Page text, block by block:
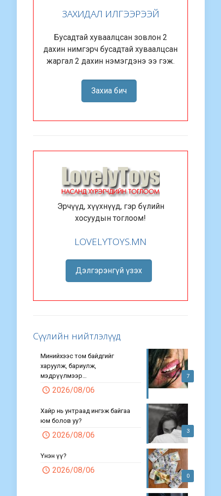
ЗАХИДАЛ ИЛГЭЭРЭЭЙ
Бусадтай хуваалцсан зовлон 2
дахин нимгэрч бусадтай хуваалцсан
жаргал 2 дахин нэмэгдэнэ ээ гэж.
Захиа бич
Эрчүүд, хүүхнүүд, гэр бүлийн
хосуудын тоглоом!
LOVELYTOYS.MN
Дэлгэрэнгүй үзэх
Сүүлийн нийтлэлүүд
7
Минийхээс том байдгийг
харуулж, бариулж,
мэдрүүлмээр…
2026/08/06
3
Хайр нь унтраад ингэж байгаа
юм болов уу?
2026/08/06
0
Үнэн үү?
2026/08/06